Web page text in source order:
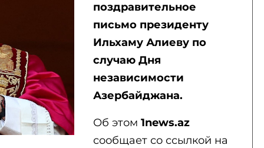
поздравительное
письмо президенту
Ильхаму Алиеву по
случаю Дня
независимости
Азербайджана.
Об этом 1news.az
сообщает со ссылкой на